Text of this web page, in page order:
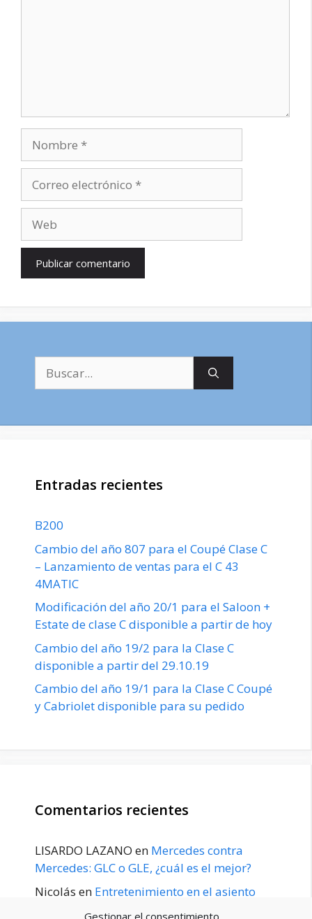
Gestionar el consentimiento
electrónico
Entradas recientes
B200
Cambio del año 807 para el Coupé Clase C
– Lanzamiento de ventas para el C 43
4MATIC
Modificación del año 20/1 para el Saloon +
Estate de clase C disponible a partir de hoy
Cambio del año 19/2 para la Clase C
disponible a partir del 29.10.19
Cambio del año 19/1 para la Clase C Coupé
y Cabriolet disponible para su pedido
Comentarios recientes
LISARDO LAZANO en Mercedes contra
Mercedes: GLC o GLE, ¿cuál es el mejor?
Nicolás en Entretenimiento en el asiento